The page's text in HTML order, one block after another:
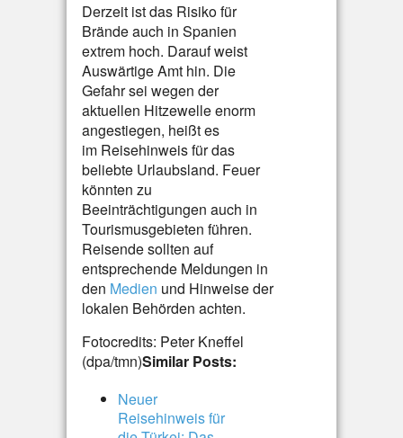
Derzeit ist das Risiko für
Brände auch in Spanien
extrem hoch. Darauf weist
Auswärtige Amt hin. Die
Gefahr sei wegen der
aktuellen Hitzewelle enorm
angestiegen, heißt es
im Reisehinweis für das
beliebte Urlaubsland. Feuer
könnten zu
Beeinträchtigungen auch in
Tourismusgebieten führen.
Reisende sollten auf
entsprechende Meldungen in
den Medien und Hinweise der
lokalen Behörden achten.
Fotocredits: Peter Kneffel
(dpa/tmn)Similar Posts:
Neuer
Reisehinweis für